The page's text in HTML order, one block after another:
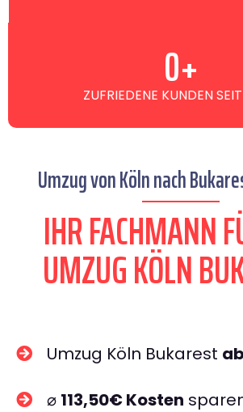
ZUFRIEDENE KUNDEN
0+
Umzug von Köln nach
IHR FACHMANN
UMZUG KÖLN
Umzug Köln Bukarest
⌀ 113,50€ Kosten